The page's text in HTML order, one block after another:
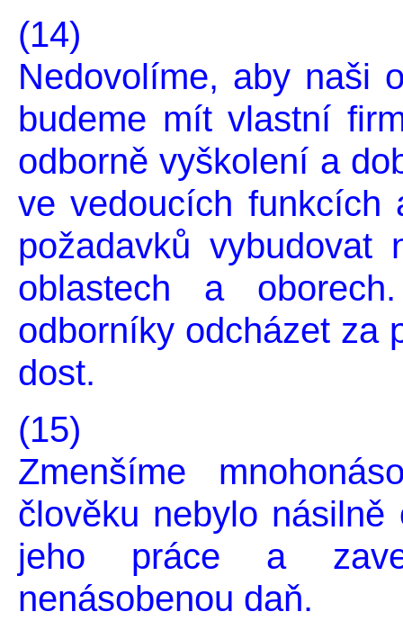
(14)
Nedovolíme, aby naši
budeme mít vlastní
odborně vyškolení a
ve vedoucích funkcích
požadavků
oblastech a
odborníky odcházet za
dost.
(15)
Zmenšíme
člověku nebylo
jeho práce a
nenásobenou daň.